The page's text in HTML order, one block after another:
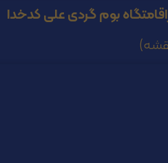
اقامتگاه بوم گردی علی کدخدا